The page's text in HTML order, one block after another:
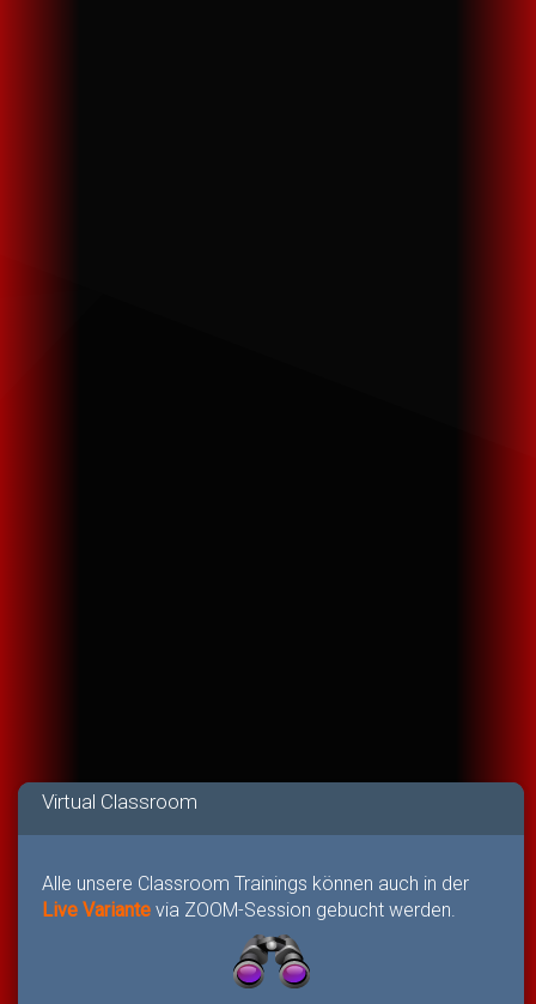
Virtual Classroom
Alle unsere Classroom Trainings können auch in der
Live Variante via ZOOM-Session gebucht werden.